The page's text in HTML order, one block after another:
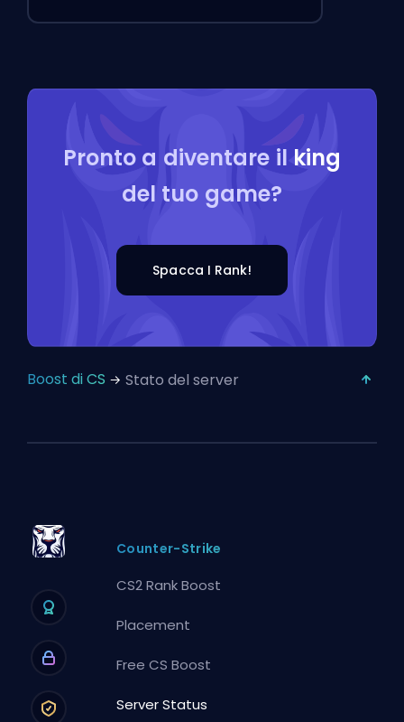
Pronto a diventare il king
del tuo game?
Spacca I Rank!
Boost di CS Stato del server
Counter-Strike
CS2 Rank Boost
Placement
Free CS Boost
Server Status